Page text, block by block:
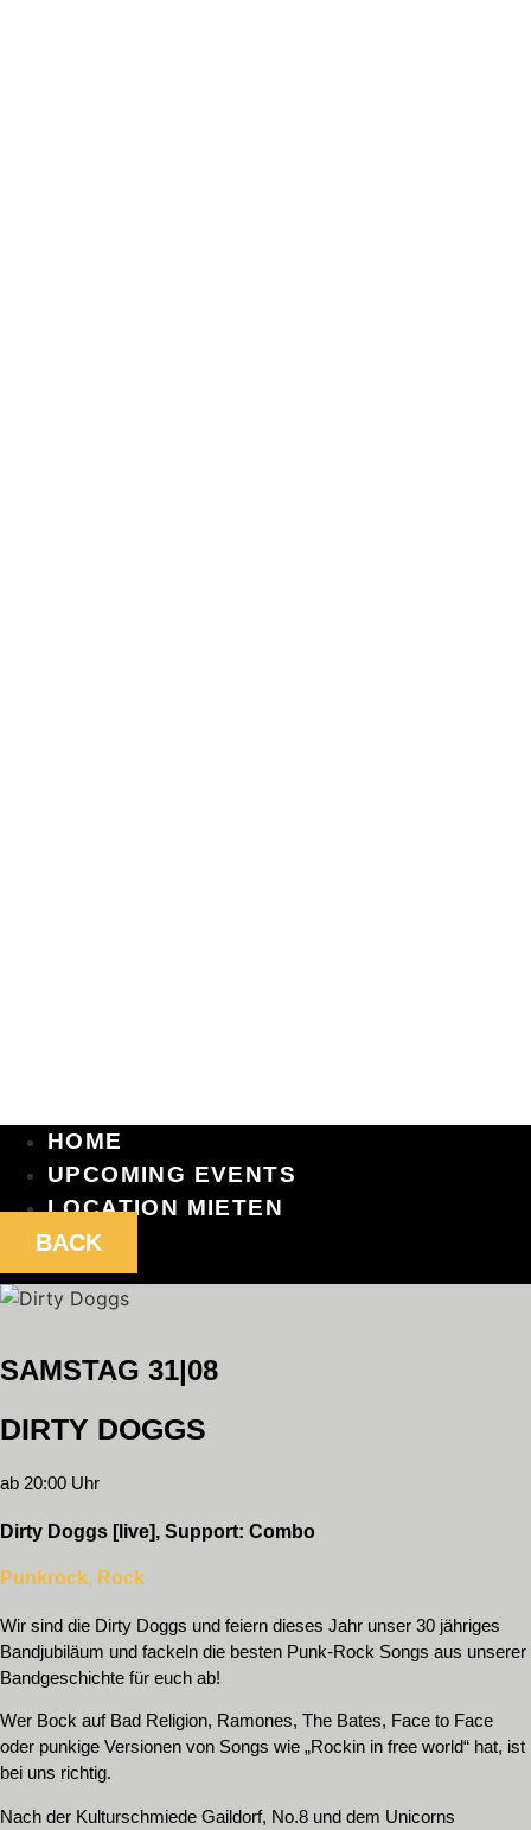
HOME
UPCOMING EVENTS
LOCATION MIETEN
BACK
SAMSTAG 31|08
DIRTY DOGGS
ab 20:00 Uhr
Dirty Doggs [live], Support: Combo
Punkrock, Rock
Wir sind die Dirty Doggs und feiern dieses Jahr unser 30 jähriges
Bandjubiläum und fackeln die besten Punk-Rock Songs aus unserer
Bandgeschichte für euch ab!
Wer Bock auf Bad Religion, Ramones, The Bates, Face to Face
oder punkige Versionen von Songs wie „Rockin in free world“ hat, ist
bei uns richtig.
Nach der Kulturschmiede Gaildorf, No.8 und dem Unicorns